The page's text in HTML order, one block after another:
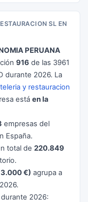
SL EN
PERUANA
916 de las 3961
durante 2026. La
y restauracion
está en la
empresas del
España.
total de 220.849
€) agrupa a
2026: